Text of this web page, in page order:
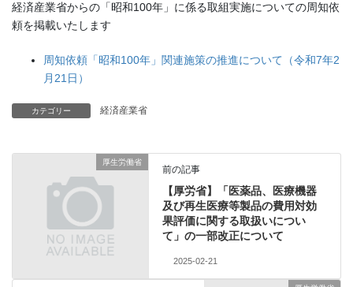
経済産業省からの「昭和100年」に係る取組実施についての周知依
頼を掲載いたします
周知依頼「昭和100年」関連施策の推進について（令和7年2
月21日）
カテゴリー 経済産業省
厚生労働省
前の記事
【厚労省】「医薬品、医療機器
及び再生医療等製品の費用対効
果評価に関する取扱いについ
て」の一部改正について
2025-02-21